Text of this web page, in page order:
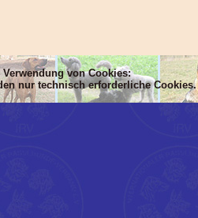
Verwendung von Cookies:
nur technisch erforderliche